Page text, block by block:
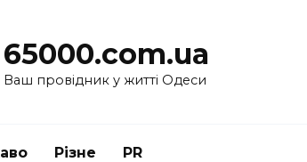
65000.com.ua
Ваш провідник у житті Одеси
Різне PR